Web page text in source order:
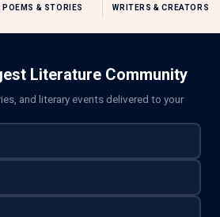
POEMS & STORIES WRITERS & CREATORS
Literature Community
and literary events delivered to your